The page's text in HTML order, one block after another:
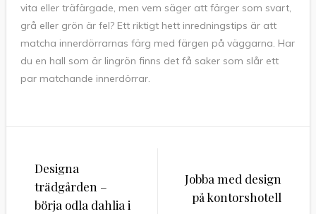
vita eller träfärgade, men vem säger att färger som svart,
grå eller grön är fel? Ett riktigt hett inredningstips är att
matcha innerdörrarnas färg med färgen på väggarna. Har
du en hall som är lingrön finns det få saker som slår ett
par matchande innerdörrar.
Inläggsnavigering
Designa
trädgården –
börja odla dahlia i
Jobba med design
på kontorshotell